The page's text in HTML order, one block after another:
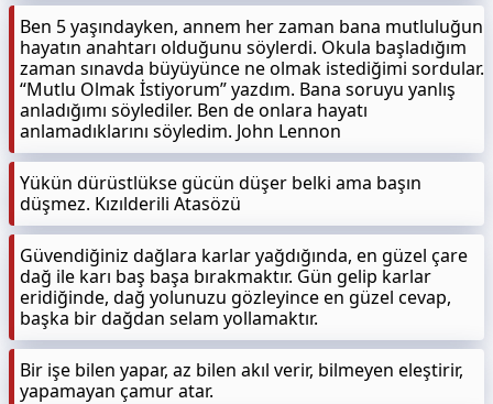
Ben 5 yaşındayken, annem her zaman bana mutluluğun
hayatın anahtarı olduğunu söylerdi. Okula başladığım
zaman sınavda büyüyünce ne olmak istediğimi sordular.
“Mutlu Olmak İstiyorum” yazdım. Bana soruyu yanlış
anladığımı söylediler. Ben de onlara hayatı
anlamadıklarını söyledim. John Lennon
Yükün dürüstlükse gücün düşer belki ama başın
düşmez. Kızılderili Atasözü
Güvendiğiniz dağlara karlar yağdığında, en güzel çare
dağ ile karı baş başa bırakmaktır. Gün gelip karlar
eridiğinde, dağ yolunuzu gözleyince en güzel cevap,
başka bir dağdan selam yollamaktır.
Bir işe bilen yapar, az bilen akıl verir, bilmeyen eleştirir,
yapamayan çamur atar.